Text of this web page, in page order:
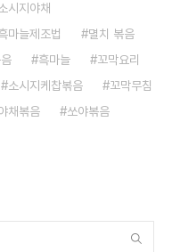
시지야채
마늘제조법
멸치 볶음
흑마늘
꼬막요리
소시지케찹볶음
꼬막무침
채볶음 쏘야볶음